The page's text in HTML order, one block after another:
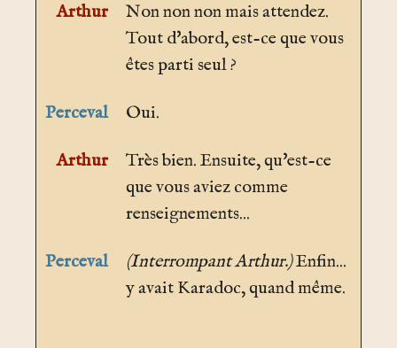
Arthur
Non non non mais attendez.
Tout d'abord, est-ce que vous
êtes parti seul ?
Perceval Oui.
Arthur
Très bien. Ensuite, qu'est-ce
que vous aviez comme
renseignements...
Perceval (Interrompant Arthur.)Enfin...
y avait Karadoc, quand même.